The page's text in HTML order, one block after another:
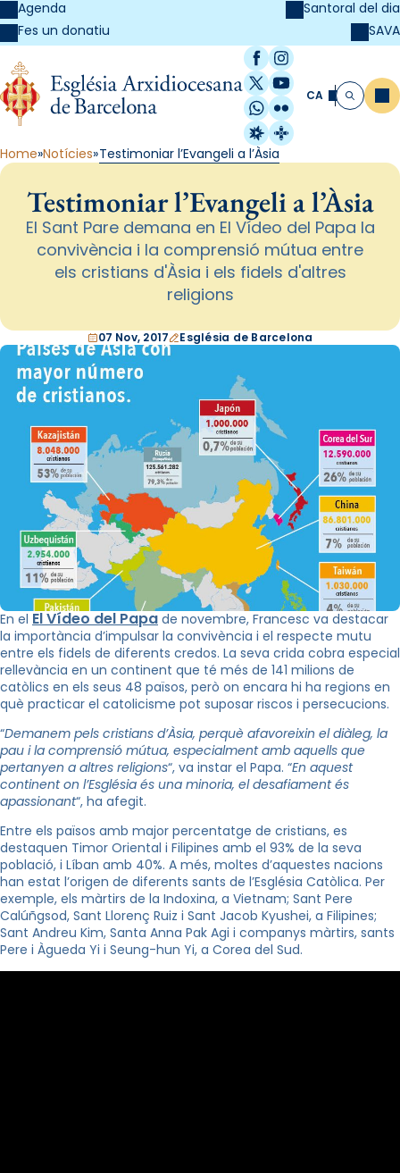
Agenda
Fes un donatiu
Santoral del dia
SAVA
Facebook
Instagram
X / Twitter
YouTube
WhatsApp
Flickr
Radio Estel
Catalunya
CA Cerca
Home Notícies Testimoniar l’Evangeli a l’Àsia
Testimoniar l’Evangeli a l’Àsia
El Sant Pare demana en El Vídeo del Papa la
convivència i la comprensió mútua entre
els cristians d'Àsia i els fidels d'altres
religions
07 Nov, 2017 Església de Barcelona
En el El Vídeo del Papa de novembre, Francesc va destacar
la importància d’impulsar la convivència i el respecte mutu
entre els fidels de diferents credos. La seva crida cobra especial
rellevància en un continent que té més de 141 milions de
catòlics en els seus 48 països, però on encara hi ha regions en
què practicar el catolicisme pot suposar riscos i persecucions.
“Demanem pels cristians d’Àsia, perquè afavoreixin el diàleg, la
pau i la comprensió mútua, especialment amb aquells que
pertanyen a altres religions“, va instar el Papa. “En aquest
continent on l’Església és una minoria, el desafiament és
apassionant“, ha afegit.
Entre els països amb major percentatge de cristians, es
destaquen Timor Oriental i Filipines amb el 93% de la seva
població, i Líban amb 40%. A més, moltes d’aquestes nacions
han estat l’origen de diferents sants de l’Església Catòlica. Per
exemple, els màrtirs de la Indoxina, a Vietnam; Sant Pere
Calúñgsod, Sant Llorenç Ruiz i Sant Jacob Kyushei, a Filipines;
Sant Andreu Kim, Santa Anna Pak Agi i companys màrtirs, sants
Pere i Àgueda Yi i Seung-hun Yi, a Corea del Sud.